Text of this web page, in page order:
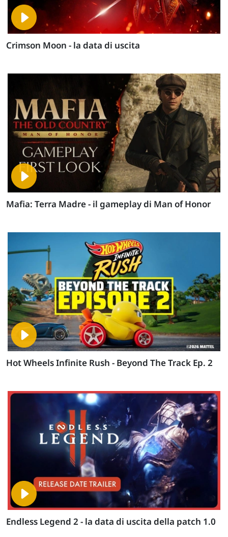
Crimson Moon - la data di uscita
Mafia: Terra Madre - il gameplay di Man of Honor
Hot Wheels Infinite Rush - Beyond The Track Ep. 2
Endless Legend 2 - la data di uscita della patch 1.0